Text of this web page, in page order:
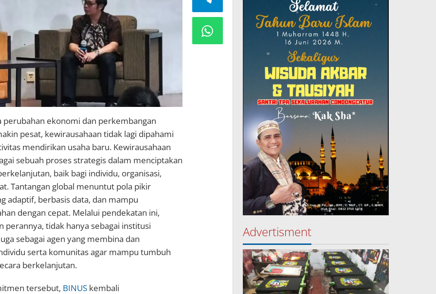
perubahan ekonomi dan perkembangan
pesat, kewirausahaan tidak lagi dipahami
mendirikan usaha baru. Kewirausahaan
sebuah proses strategis dalam menciptakan
baik bagi individu, organisasi,
Tantangan global menuntut pola pikir
adaptif, berbasis data, dan mampu
dengan cepat. Melalui pendekatan ini,
perannya, tidak hanya sebagai institusi
sebagai agen yang membina dan
serta komunitas agar mampu tumbuh
berkelanjutan.
tersebut, BINUSkembali
Advertisment